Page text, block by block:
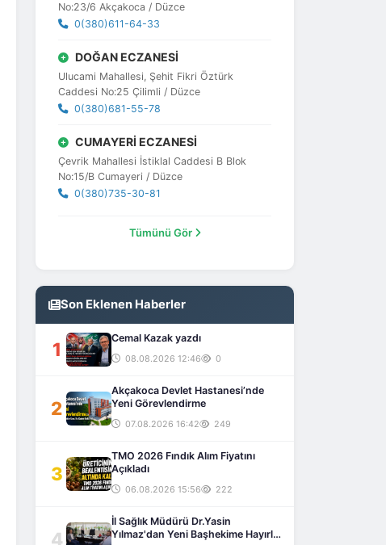
No:23/6 Akçakoca / Düzce
0(380)611-64-33
DOĞAN ECZANESİ
Ulucami Mahallesi, Şehit Fikri Öztürk
Caddesi No:25 Çilimli / Düzce
0(380)681-55-78
CUMAYERİ ECZANESİ
Çevrik Mahallesi İstiklal Caddesi B Blok
No:15/B Cumayeri / Düzce
0(380)735-30-81
Tümünü Gör
Son Eklenen Haberler
1
Cemal Kazak yazdı
08.08.2026 12:46 0
2
Akçakoca Devlet Hastanesi’nde
Yeni Görevlendirme
07.08.2026 16:42 249
3
TMO 2026 Fındık Alım Fiyatını
Açıkladı
06.08.2026 15:56 222
4
İl Sağlık Müdürü Dr.Yasin
Yılmaz'dan Yeni Başhekime Hayırlı